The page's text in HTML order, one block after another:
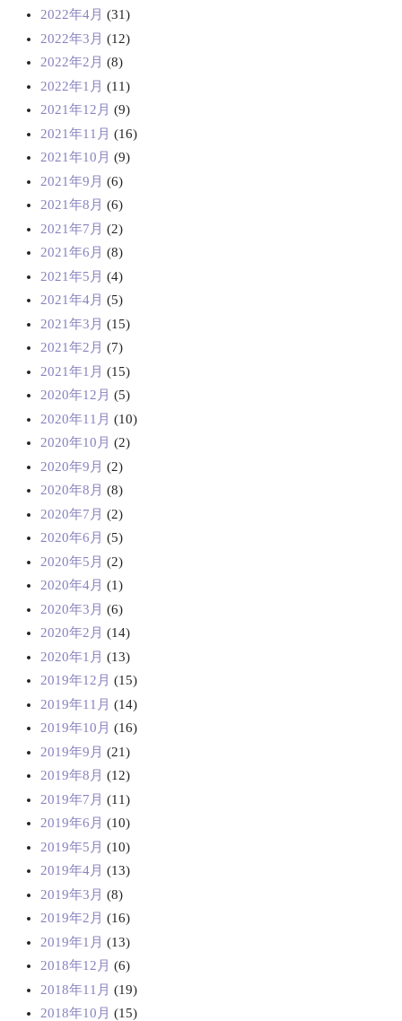
2022年4月 (31)
2022年3月 (12)
2022年2月 (8)
2022年1月 (11)
2021年12月 (9)
2021年11月 (16)
2021年10月 (9)
2021年9月 (6)
2021年8月 (6)
2021年7月 (2)
2021年6月 (8)
2021年5月 (4)
2021年4月 (5)
2021年3月 (15)
2021年2月 (7)
2021年1月 (15)
2020年12月 (5)
2020年11月 (10)
2020年10月 (2)
2020年9月 (2)
2020年8月 (8)
2020年7月 (2)
2020年6月 (5)
2020年5月 (2)
2020年4月 (1)
2020年3月 (6)
2020年2月 (14)
2020年1月 (13)
2019年12月 (15)
2019年11月 (14)
2019年10月 (16)
2019年9月 (21)
2019年8月 (12)
2019年7月 (11)
2019年6月 (10)
2019年5月 (10)
2019年4月 (13)
2019年3月 (8)
2019年2月 (16)
2019年1月 (13)
2018年12月 (6)
2018年11月 (19)
2018年10月 (15)